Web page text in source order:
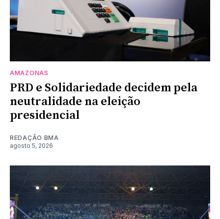
AMAZONAS
PRD e Solidariedade decidem pela
neutralidade na eleição
presidencial
REDAÇÃO BMA
agosto 5, 2026